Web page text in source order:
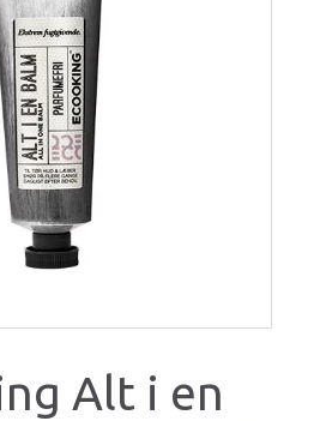
Alt i en